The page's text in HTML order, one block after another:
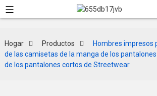
Hogar Productos
Hombres impresos
de las camisetas de la manga de los
de los pantalones cortos de Streetwear